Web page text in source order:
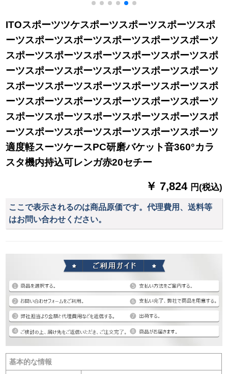
ITOスポーツツケスポーツスポーツスポーツスポ
ーツスポーツスポーツスポーツスポーツスポーツ
スポーツスポーツスポーツスポーツスポーツスポ
ーツスポーツスポーツスポーツスポーツスポーツ
スポーツスポーツスポーツスポーツスポーツスポ
ーツスポーツスポーツスポーツスポーツスポーツ
スポーツスポーツスポーツスポーツスポーツスポ
ーツスポーツスポーツスポーツスポーツスポーツ
適度軽スーツケースPC研磨バケット音360°カラ
スタ機内持込可レンガ赤20セチー
￥ 7,824 円(税込)
ここで表示されるのは商品原価です。代理費用、送料等
はお問い合わせください。
基本的な情報